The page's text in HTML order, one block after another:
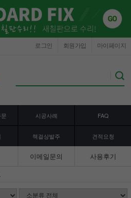
마이페이지
회원가입
로그인
시공사례 FAQ
책걸상발주 견적요청
이메일문의 사용후기